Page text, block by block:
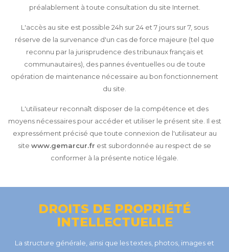
préalablement à toute consultation du site Internet.
L'accès au site est possible 24h sur 24 et 7 jours sur 7, sous
réserve de la survenance d'un cas de force majeure (tel que
reconnu par la jurisprudence des tribunaux français et
communautaires), des pannes éventuelles ou de toute
opération de maintenance nécessaire au bon fonctionnement
du site.
L'utilisateur reconnaît disposer de la compétence et des
moyens nécessaires pour accéder et utiliser le présent site. Il est
expressément précisé que toute connexion de l'utilisateur au
site www.gemarcur.fr est subordonnée au respect de se
conformer à la présente notice légale.
DROITS DE PROPRIÉTÉ
INTELLECTUELLE
La structure générale, ainsi que les textes, photos, images et